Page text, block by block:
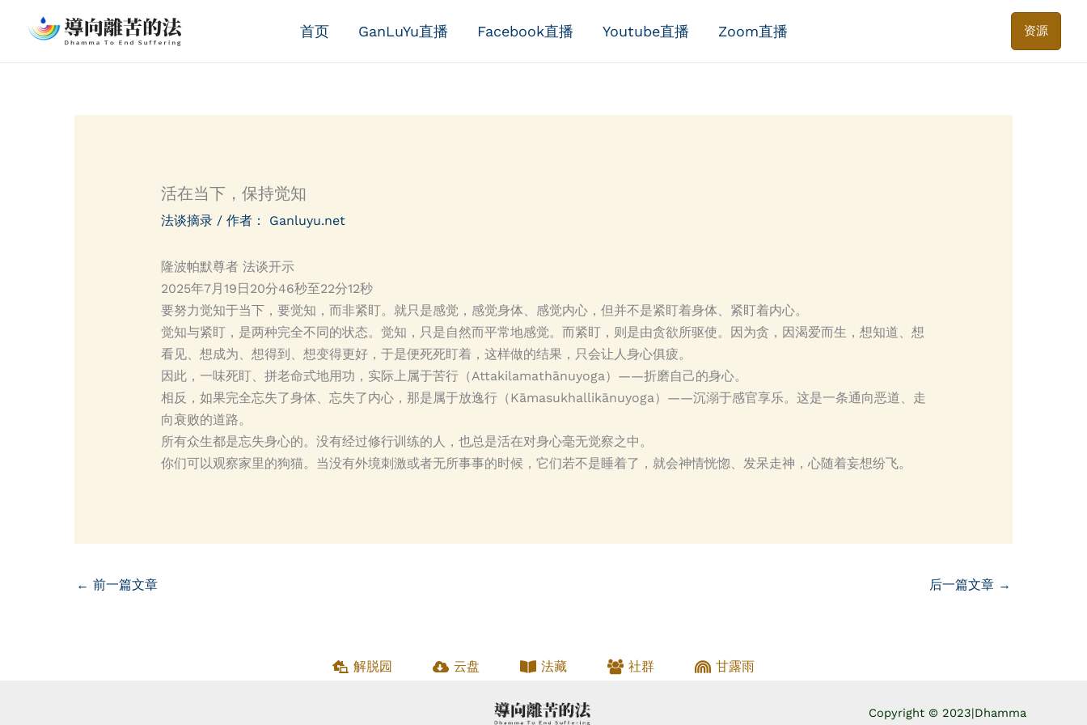
首页 GanLuYu直播 Facebook直播 Youtube直播 Zoom直播 资源
活在当下，保持觉知
法谈摘录/ 作者： Ganluyu.net
隆波帕默尊者 法谈开示
2025年7月19日20分46秒至22分12秒
要努力觉知于当下，要觉知，而非紧盯。就只是感觉，感觉身体、感觉内心，但并不是紧盯着身体、紧盯着内心。
觉知与紧盯，是两种完全不同的状态。觉知，只是自然而平常地感觉。而紧盯，则是由贪欲所驱使。因为贪，因渴爱而生，想知道、想
看见、想成为、想得到、想变得更好，于是便死死盯着，这样做的结果，只会让人身心俱疲。
因此，一味死盯、拼老命式地用功，实际上属于苦行（Attakilamathānuyoga）——折磨自己的身心。
相反，如果完全忘失了身体、忘失了内心，那是属于放逸行（Kāmasukhallikānuyoga）——沉溺于感官享乐。这是一条通向恶道、走
向衰败的道路。
所有众生都是忘失身心的。没有经过修行训练的人，也总是活在对身心毫无觉察之中。
你们可以观察家里的狗猫。当没有外境刺激或者无所事事的时候，它们若不是睡着了，就会神情恍惚、发呆走神，心随着妄想纷飞。
← 前一篇文章 后一篇文章 →
解脱园 云盘 法藏 社群 甘露雨
Copyright © 2023|Dhamma